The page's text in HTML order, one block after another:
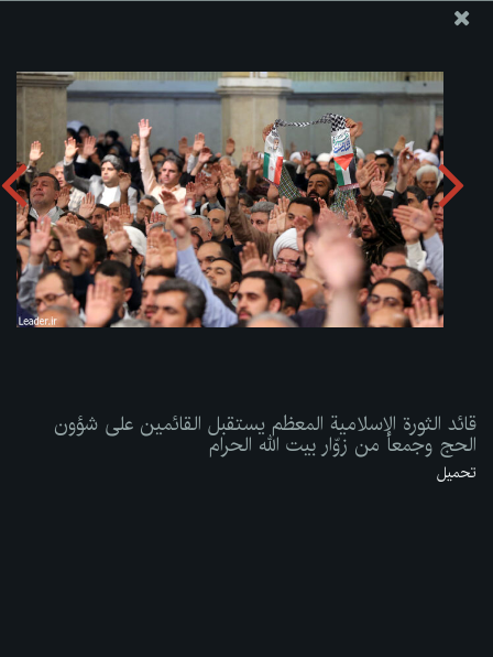
قائد الثورة الإسلامية المعظم يستقبل القائمين على شؤون الحج
وجمعاً من زوّار بيت الله الحرام
تحميل الألبوم:zip
قائد الثورة الإسلامية المعظم يستقبل القائمين على شؤون
الحج وجمعاً من زوّار بيت الله الحرام
تحميل